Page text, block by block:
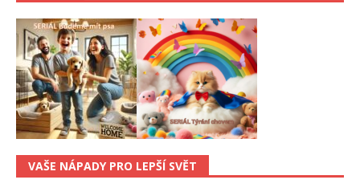
VAŠE NÁPADY PRO LEPŠÍ SVĚT